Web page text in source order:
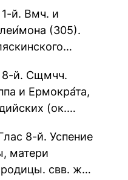
1-й. Вмч. и
(305).
Христа
8-й. Сщмчч.
и Ермокра́та,
(ок.
8-й. Успение
матери
свв. жен